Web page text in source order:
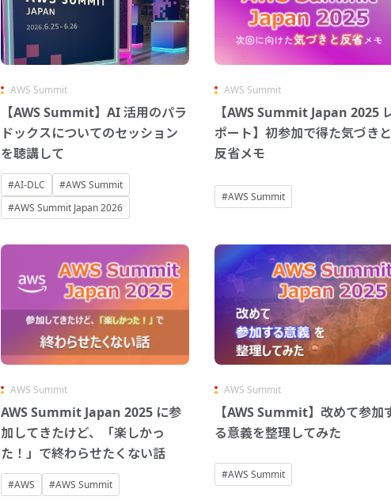
AWS Summit
【AWS Summit】AI 活用のパラ
ドックスについてのセッション
を聴講して
#AI-DLC
#AWS Summit
#AWS Summit Japan 2026
AWS Summit
【AWS Summit Japan 2025
ポート】初参加で得た気づき
反省メモ
#AWS Summit
AWS Summit
AWS Summit Japan 2025 に参
加してきたけど、「楽しかっ
た！」で終わらせたくない話
#AWS #AWS Summit
AWS Summit
【AWS Summit】改めて参加
る意義を整理してみた
#AWS Summit